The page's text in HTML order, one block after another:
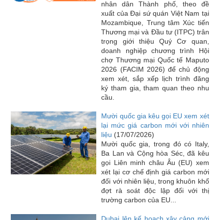
nhân dân Thành phố, theo đề
xuất của Đại sứ quán Việt Nam tại
Mozambique, Trung tâm Xúc tiến
Thương mại và Đầu tư (ITPC) trân
trọng giới thiệu Quý Cơ quan,
doanh nghiệp chương trình Hội
chợ Thương mại Quốc tế Maputo
2026 (FACIM 2026) để chủ động
xem xét, sắp xếp lịch trình đăng
ký tham gia, tham quan theo nhu
cầu.
Mười quốc gia kêu gọi EU xem xét
lại mức giá carbon mới với nhiên
liệu (17/07/2026)
Mười quốc gia, trong đó có Italy,
Ba Lan và Cộng hòa Séc, đã kêu
gọi Liên minh châu Âu (EU) xem
xét lại cơ chế định giá carbon mới
đối với nhiên liệu, trong khuôn khổ
đợt rà soát độc lập đối với thị
trường carbon của EU...